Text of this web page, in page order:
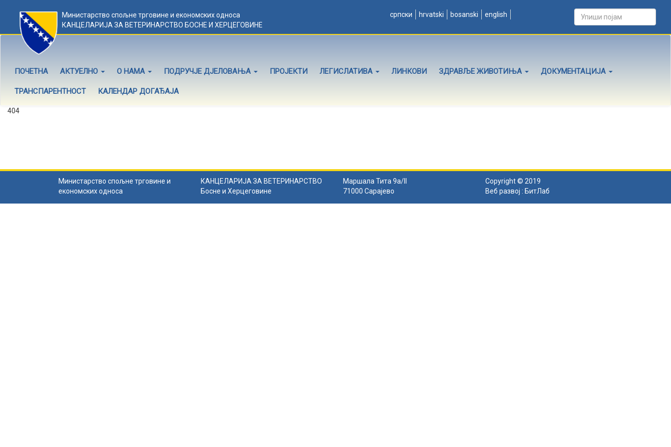
Министарство спољне трговине и економских односа
КАНЦЕЛАРИЈА ЗА ВЕТЕРИНАРСТВО БОСНЕ И ХЕРЦЕГОВИНЕ
српски hrvatski bosanski english
ПОЧЕТНА АКТУЕЛНО О НАМА ПОДРУЧЈЕ ДЈЕЛОВАЊА ПРОЈЕКТИ ЛЕГИСЛАТИВА ЛИНКОВИ ЗДРАВЉЕ ЖИВОТИЊА ДОКУМЕНТАЦИЈА
ТРАНСПАРЕНТНОСТ КАЛЕНДАР ДОГАЂАЈА
404
Министарство спољне трговине и
економских односа
КАНЦЕЛАРИЈА ЗА ВЕТЕРИНАРСТВО
Босне и Херцеговине
Маршала Тита 9а/II
71000 Сарајево
Copyright © 2019
Веб развој : БитЛаб